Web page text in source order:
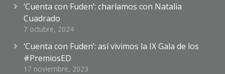
‘Cuenta con Fuden’: charlamos con Natalia
Cuadrado
7 octubre, 2024
‘Cuenta con Fuden’: así vivimos la IX Gala de los
#PremiosED
17 noviembre, 2023